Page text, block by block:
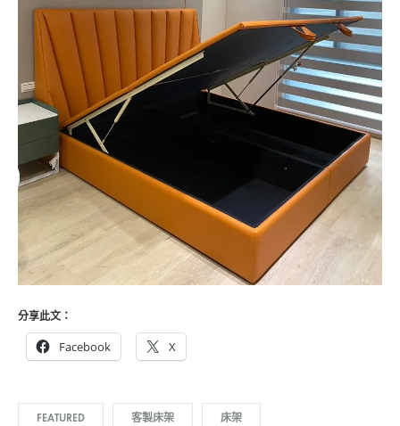
分享此文：
Facebook X
FEATURED 客製床架 床架